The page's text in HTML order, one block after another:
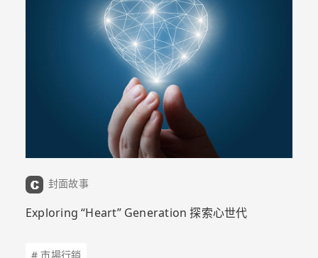
封面故事
Exploring “Heart” Generation 探索心世代
# 市場行銷